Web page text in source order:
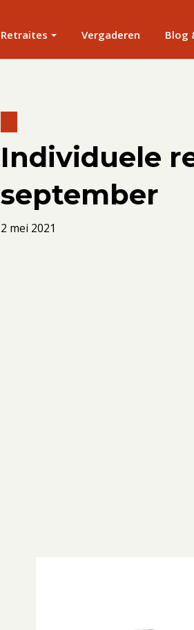
Retraites Vergaderen Blog
Individuele
september
2 mei 2021